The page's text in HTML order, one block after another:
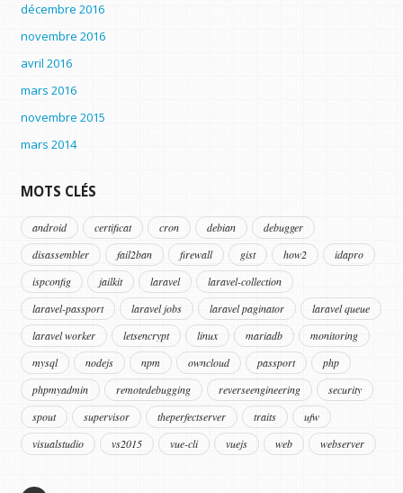
décembre 2016
novembre 2016
avril 2016
mars 2016
novembre 2015
mars 2014
MOTS CLÉS
android certificat cron debian
debugger
disassembler
fail2ban firewall gist how2
idapro
ispconfig
jailkit laravel
laravel-collection
laravel-passport
laravel jobs laravel paginator
laravel queue
laravel worker
letsencrypt linux mariadb
monitoring
mysql
nodejs npm owncloud passport
php
phpmyadmin
remotedebugging reverseengineering
security
spout
supervisor theperfectserver traits
ufw
visualstudio
vs2015 vue-cli vuejs web webserver